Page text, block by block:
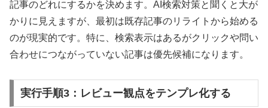
記事のどれにするかを決めます。AI検索対策と聞くと大が
かりに見えますが、最初は既存記事のリライトから始める
のが現実的です。特に、検索表示はあるがクリックや問い
合わせにつながっていない記事は優先候補になります。
実行手順3：レビュー観点をテンプレ化する